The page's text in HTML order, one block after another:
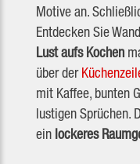
Motive an.
Entdecken Sie
Lust aufs Kochen
über der
mit Kaffee, bunten
lustigen Sprüchen.
ein lockeres